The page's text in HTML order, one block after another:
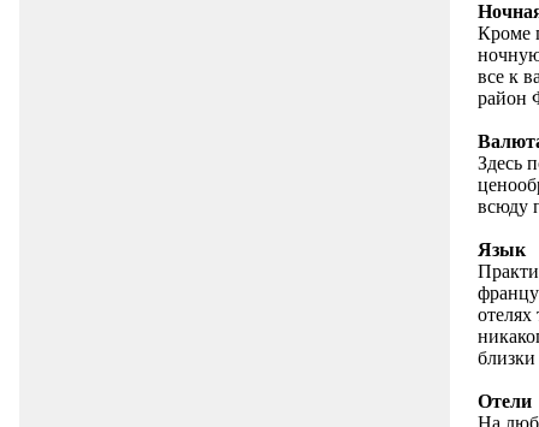
Кроме
все к
район
Здесь
всюду
Язык
Отели
На